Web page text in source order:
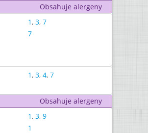
Obsahuje alergeny
1, 3, 7
7
1, 3, 4, 7
Obsahuje alergeny
1, 3, 9
1